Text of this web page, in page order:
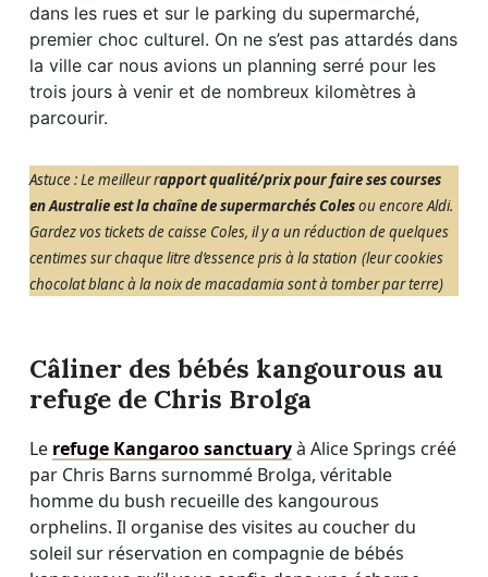
dans les rues et sur le parking du supermarché,
premier choc culturel. On ne s’est pas attardés dans
la ville car nous avions un planning serré pour les
trois jours à venir et de nombreux kilomètres à
parcourir.
Astuce : Le meilleur rapport qualité/prix pour faire ses courses
en Australie est la chaîne de supermarchés Colesou encore Aldi.
Gardez vos tickets de caisse Coles, il y a un réduction de quelques
centimes sur chaque litre d’essence pris à la station (leur cookies
chocolat blanc à la noix de macadamia sont à tomber par terre)
Câliner des bébés kangourous au
refuge de Chris Brolga
Le refuge Kangaroo sanctuaryà Alice Springs créé
par Chris Barns surnommé Brolga, véritable
homme du bush recueille des kangourous
orphelins. Il organise des visites au coucher du
soleil sur réservation en compagnie de bébés